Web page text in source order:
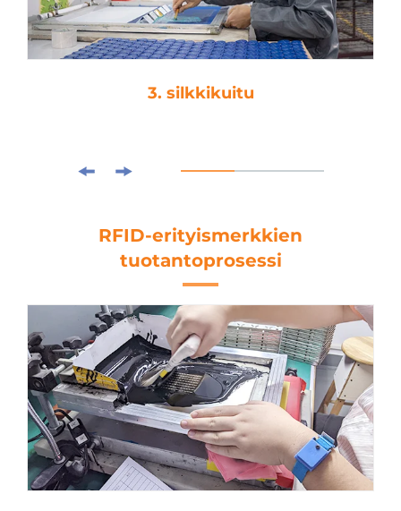
3. silkkikuitu
RFID-erityismerkkien
tuotantoprosessi